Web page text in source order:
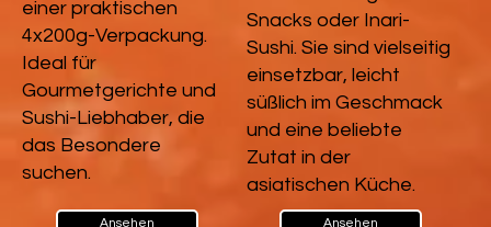
einer praktischen
4x200g-Verpackung.
Ideal für
Gourmetgerichte und
Sushi-Liebhaber, die
das Besondere
suchen.
Ansehen
Snacks oder Inari-
Sushi. Sie sind vielseitig
einsetzbar, leicht
süßlich im Geschmack
und eine beliebte
Zutat in der
asiatischen Küche.
Ansehen